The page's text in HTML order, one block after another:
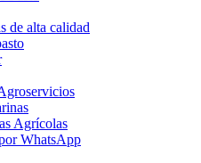
de alta calidad
Agrícolas
WhatsApp